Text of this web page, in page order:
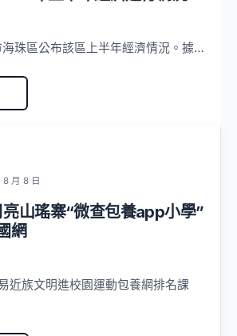
珠區公布該區上半年經濟情況。據…
月 8 日
亮山瑤寨“微查包養app小學”
網
近族文明進校園運動包養網排名課